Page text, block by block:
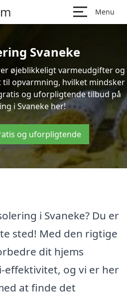
Menu
Svaneke
øjeblikkeligt varmeudgifter og
opvarmning, hvilket mindsker
og uforpligtende tilbud på
i Svaneke her!
og uforpligtende
i Svaneke? Du er
sted! Med den rigtige
dit hjems
effektivitet, og vi er her
at finde det